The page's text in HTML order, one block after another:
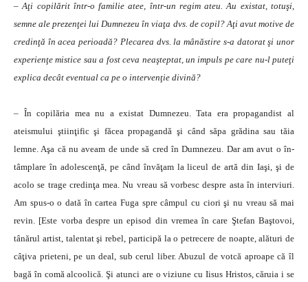
– Aţi copilărit într-o familie atee, într-un regim ateu. Au existat, totuşi,
semne ale prezenţei lui Dum­nezeu în viaţa dvs. de copil? Aţi avut motive de
credin­ţă în acea perioadă? Plecarea dvs. la mânăstire s-a datorat şi unor
experienţe mistice sau a fost ceva ne­aşteptat, un impuls pe care nu-l puteţi
explica decât eventual ca pe o intervenţie divină?
– În copilăria mea nu a existat Dumnezeu. Tata era pro­pagandist al
ateismului ştiinţific şi făcea propa­gan­dă şi când săpa grădina sau tăia
lemne. Aşa că nu aveam de unde să cred în Dumnezeu. Dar am avut o în­
tâmplare în adolescenţă, pe când învăţam la liceul de artă din Iaşi, şi de
acolo se trage credinţa mea. Nu vreau să vorbesc despre asta în inter­viuri.
Am spus-o o dată în cartea Fuga spre câmpul cu ciori şi nu vreau să mai
revin. [Este vorba despre un episod din vremea în care Ştefan Baştovoi,
tânărul artist, talentat şi rebel, participă la o pe­tre­cere de noapte, alături de
câţiva prie­teni, pe un deal, sub cerul liber. Abuzul de votcă aproape că îl
bagă în comă alcoolică. Şi atunci are o viziune cu Iisus Hristos, căruia i se